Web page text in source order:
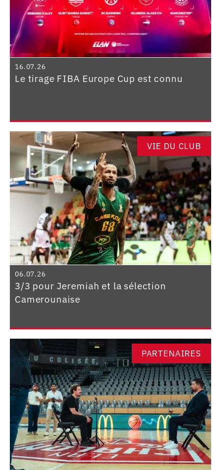
16.07.26
Le tirage FIBA Europe Cup est connu
VIE DU CLUB
06.07.26
3/3 pour Jeremiah et la sélection
Camerounaise
PARTENAIRES